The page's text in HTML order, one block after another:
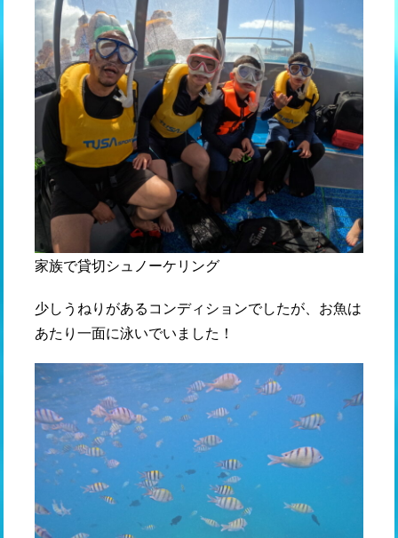
家族で貸切シュノーケリング
少しうねりがあるコンディションでしたが、お魚は
あたり一面に泳いでいました！